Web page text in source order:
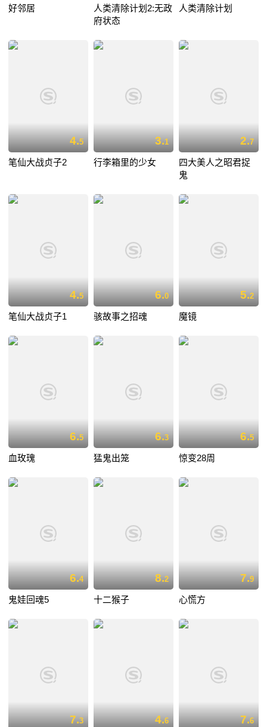
好邻居
人类清除计划2:无政
府状态
人类清除计划
4.5
笔仙大战贞子2
3.1
行李箱里的少女
2.7
四大美人之昭君捉
鬼
4.5
笔仙大战贞子1
6.0
骇故事之招魂
5.2
魔镜
6.5
血玫瑰
6.3
猛鬼出笼
6.5
惊变28周
6.4
鬼娃回魂5
8.2
十二猴子
7.9
心慌方
7.3 4.6 7.6